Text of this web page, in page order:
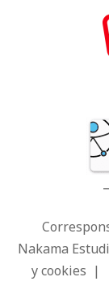
Nakama
y cookies |